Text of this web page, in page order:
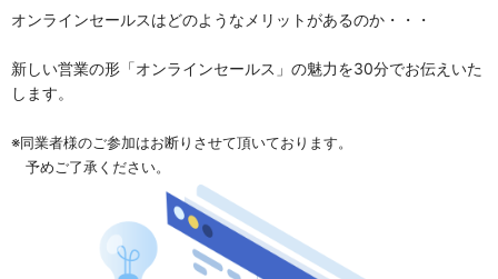
オンラインセールスはどのようなメリットがあるのか・・・
新しい営業の形「オンラインセールス」の魅力を30分でお伝えいた
します。
※同業者様のご参加はお断りさせて頂いております。
予めご了承ください。